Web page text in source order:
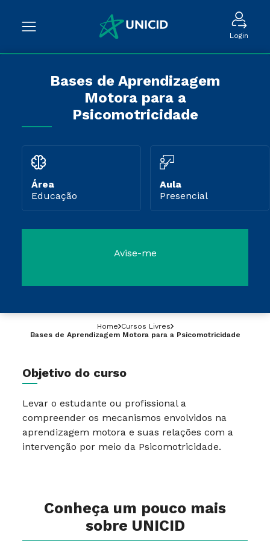
Login
Home Cursos Livres
Bases de Aprendizagem Motora para a Psicomotricidade
Objetivo do curso
Levar o estudante ou profissional a
compreender os mecanismos envolvidos na
aprendizagem motora e suas relações com a
intervenção por meio da Psicomotricidade.
Bases de Aprendizagem
Motora para a
Psicomotricidade
Área
Educação
Aula
Presencial
Avise-me
Conheça um pouco mais
sobre UNICID